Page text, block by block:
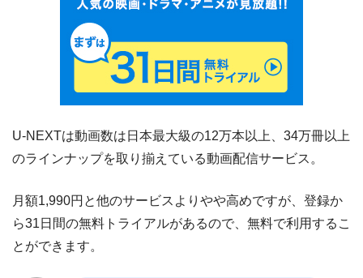
U-NEXTは動画数は日本最大級の12万本以上、34万冊以上
のラインナップを取り揃えている動画配信サービス。
月額1,990円と他のサービスよりやや高めですが、登録か
ら31日間の無料トライアルがあるので、無料で利用するこ
とができます。